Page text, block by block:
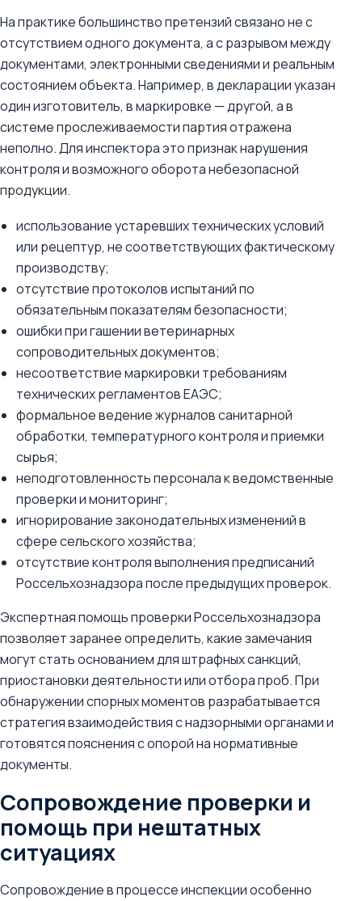
На практике большинство претензий связано не с
отсутствием одного документа, а с разрывом между
документами, электронными сведениями и реальным
состоянием объекта. Например, в декларации указан
один изготовитель, в маркировке — другой, а в
системе прослеживаемости партия отражена
неполно. Для инспектора это признак нарушения
контроля и возможного оборота небезопасной
продукции.
использование устаревших технических условий
или рецептур, не соответствующих фактическому
производству;
отсутствие протоколов испытаний по
обязательным показателям безопасности;
ошибки при гашении ветеринарных
сопроводительных документов;
несоответствие маркировки требованиям
технических регламентов ЕАЭС;
формальное ведение журналов санитарной
обработки, температурного контроля и приемки
сырья;
неподготовленность персонала к ведомственные
проверки и мониторинг;
игнорирование законодательных изменений в
сфере сельского хозяйства;
отсутствие контроля выполнения предписаний
Россельхознадзора после предыдущих проверок.
Экспертная помощь проверки Россельхознадзора
позволяет заранее определить, какие замечания
могут стать основанием для штрафных санкций,
приостановки деятельности или отбора проб. При
обнаружении спорных моментов разрабатывается
стратегия взаимодействия с надзорными органами и
готовятся пояснения с опорой на нормативные
документы.
Сопровождение проверки и
помощь при нештатных
ситуациях
Сопровождение в процессе инспекции особенно